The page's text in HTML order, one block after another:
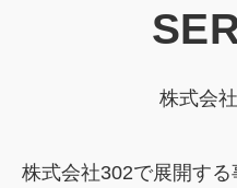
株式会
株式会社302で展開す